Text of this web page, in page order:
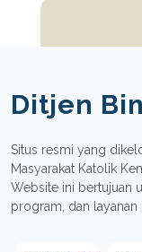
Ditjen
Situs resmi yang
Masyarakat Katolik
Website ini bertujuan
program, dan layanan